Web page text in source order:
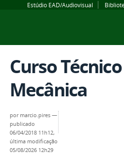
Estúdio EAD/Audiovisual
Curso
Mecânica
por marcio.pires —
publicado
06/04/2018 11h12,
última modificação
05/08/2026 12h29